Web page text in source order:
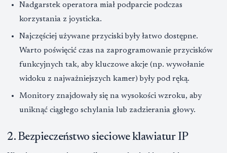
Nadgarstek operatora miał podparcie podczas
korzystania z joysticka.
Najczęściej używane przyciski były łatwo dostępne.
Warto poświęcić czas na zaprogramowanie przycisków
funkcyjnych tak, aby kluczowe akcje (np. wywołanie
widoku z najważniejszych kamer) były pod ręką.
Monitory znajdowały się na wysokości wzroku, aby
uniknąć ciągłego schylania lub zadzierania głowy.
2. Bezpieczeństwo sieciowe klawiatur IP